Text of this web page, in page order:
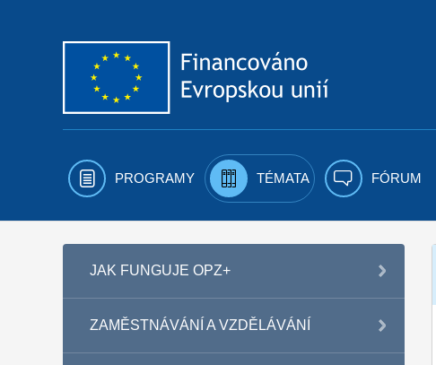
PROGRAMY TÉMATA FÓRUM
JAK FUNGUJE OPZ+
ZAMĚSTNÁVÁNÍ A VZDĚLÁVÁNÍ